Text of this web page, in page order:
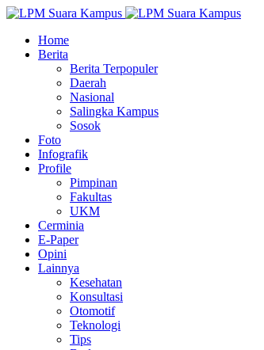
Home
Berita
Berita Terpopuler
Daerah
Nasional
Salingka Kampus
Sosok
Foto
Infografik
Profile
Pimpinan
Fakultas
UKM
Cerminia
E-Paper
Opini
Lainnya
Kesehatan
Konsultasi
Otomotif
Teknologi
Tips